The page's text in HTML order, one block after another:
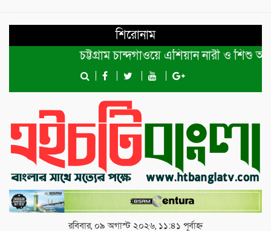
শিরোনাম
চট্টগ্রাম চান্দগাঁওয়ে এশিয়ান নারী ও শিশু
রবিবার, ০৯ অগাস্ট ২০২৬, ১১:৪১ পূর্বাহ্ন